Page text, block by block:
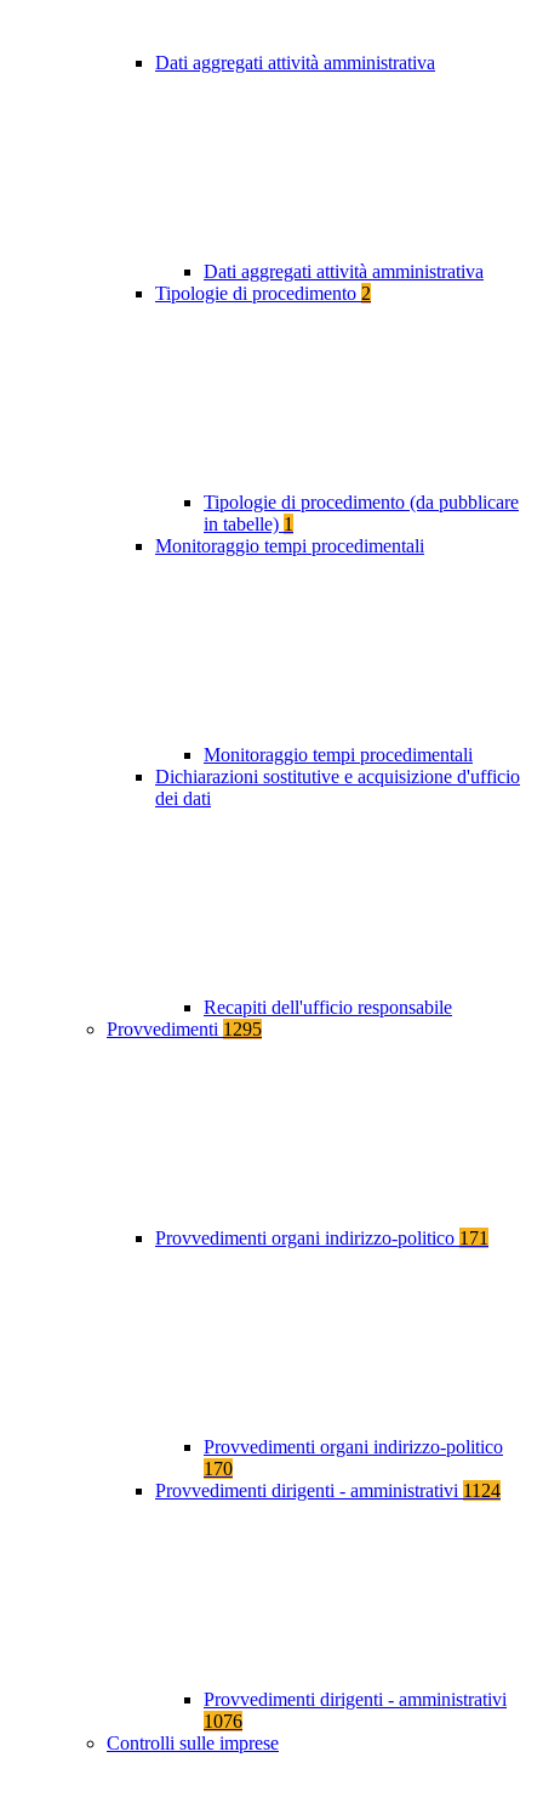
Dati aggregati attività amministrativa
Dati aggregati attività amministrativa
Tipologie di procedimento 2
Tipologie di procedimento (da pubblicare
in tabelle) 1
Monitoraggio tempi procedimentali
Monitoraggio tempi procedimentali
Dichiarazioni sostitutive e acquisizione d'ufficio
dei dati
Recapiti dell'ufficio responsabile
Provvedimenti 1295
Provvedimenti organi indirizzo-politico 171
Provvedimenti organi indirizzo-politico
170
Provvedimenti dirigenti - amministrativi 1124
Provvedimenti dirigenti - amministrativi
1076
Controlli sulle imprese